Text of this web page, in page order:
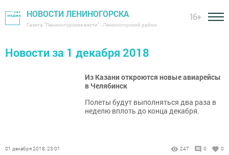
НОВОСТИ ЛЕНИНОГОРСКА
Газета "Лениногорские вести" - Лениногорский район
16+
Новости за 1 декабря 2018
Из Казани откроются новые авиарейсы
в Челябинск
Полеты будут выполняться два раза в
неделю вплоть до конца декабря.
01 декабря 2018, 23:01 247 0 0